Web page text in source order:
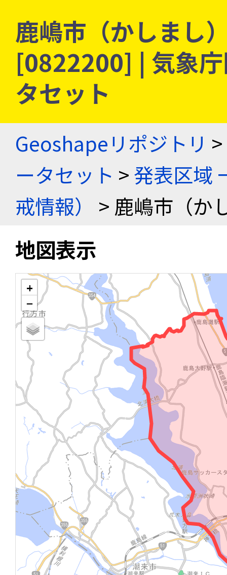
鹿嶋市（かしまし
[0822200] | 気象
タセット
Geoshapeリポジトリ >
ータセット >発表区域
戒情報）
> 鹿嶋市（か
地図表示
+
−